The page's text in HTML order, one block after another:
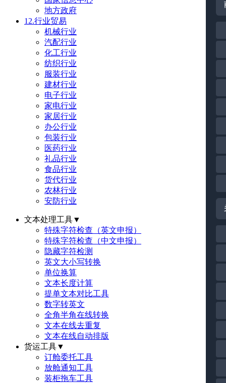
地方政府
12.行业贸易
机械行业
汽配行业
化工行业
纺织行业
服装行业
建材行业
电子行业
家电行业
家居行业
办公行业
包装行业
医药行业
礼品行业
食品行业
货代行业
农林行业
安防行业
文本处理工具▼
特殊字符检查（英文申报）
特殊字符检查（中文申报）
隐藏字符检测
英文大小写转换
单位换算
文本长度计算
提单文本对比工具
数字转英文
全角半角在线转换
文本在线去重复
文本在线自动排版
货运工具▼
订舱委托工具
放舱通知工具
装柜拖车工具